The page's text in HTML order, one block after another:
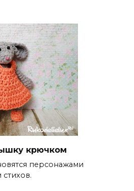
крючком
персонажами
стихов.